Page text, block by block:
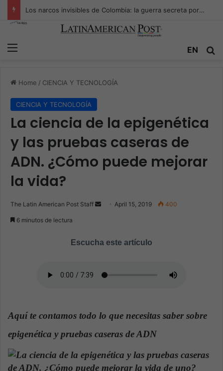
Los narcos invisibles de Colombia: la guerra secreta por la verdad, el poder y la nueva economía de la droga
EN
Home / CIENCIA Y TECNOLOGÍA
CIENCIA Y TECNOLOGÍA
La ciencia de la epigenética
y las pruebas caseras de
ADN. ¿Cómo puede mejorar
la vida?
The Latin American Post Staff
d
e
i
April 15, 2019 400
6 minutos de lectura
Escucha este artículo
Aquí te contamos todo lo que necesitas saber sobre
epigenética y pruebas caseras de ADN